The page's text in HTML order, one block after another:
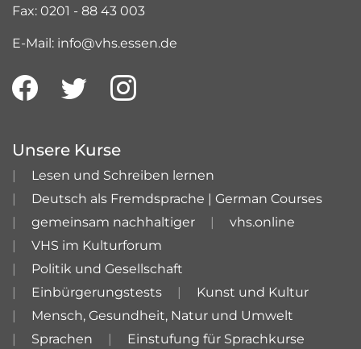
Fax: 0201 - 88 43 003
E-Mail: info@vhs.essen.de
Unsere Kurse
Lesen und Schreiben lernen
Deutsch als Fremdsprache | German Courses
gemeinsam nachhaltiger
vhs.online
VHS im Kulturforum
Politik und Gesellschaft
Einbürgerungstests
Kunst und Kultur
Mensch, Gesundheit, Natur und Umwelt
Sprachen
Einstufung für Sprachkurse